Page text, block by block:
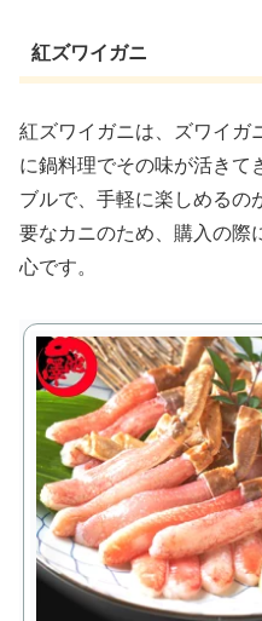
紅ズワイガニ
紅ズワイガニは、ズワイガ
に鍋料理でその味が活きて
ブルで、手軽に楽しめるの
要なカニのため、購入の際
心です。